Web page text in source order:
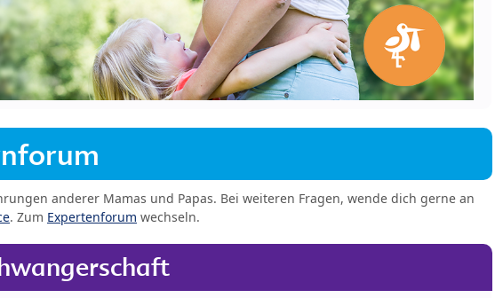
anderer Mamas und Papas. Bei weiteren Fragen, wende dich gerne an
. Zum Expertenforum wechseln.